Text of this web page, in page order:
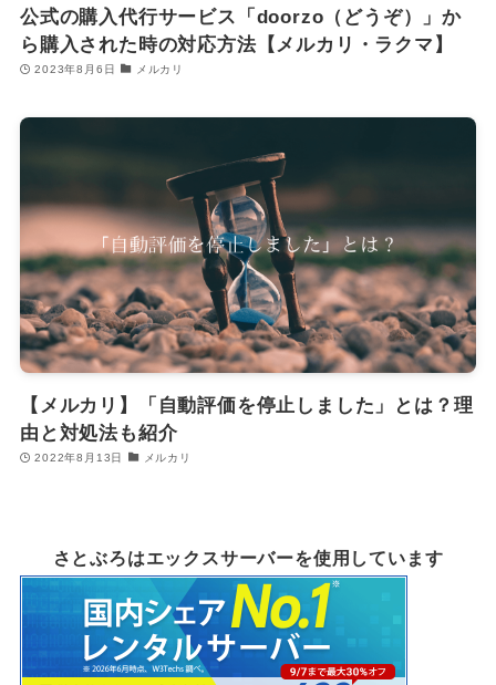
公式の購入代行サービス「doorzo（どうぞ）」か
ら購入された時の対応方法【メルカリ・ラクマ】
2023年8月6日 メルカリ
【メルカリ】「自動評価を停止しました」とは？理
由と対処法も紹介
2022年8月13日 メルカリ
さとぶろはエックスサーバーを使用しています